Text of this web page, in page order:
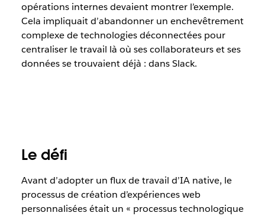
opérations internes devaient montrer l’exemple.
Cela impliquait d’abandonner un enchevêtrement
complexe de technologies déconnectées pour
centraliser le travail là où ses collaborateurs et ses
données se trouvaient déjà : dans Slack.
Le défi
Avant d’adopter un flux de travail d’IA native, le
processus de création d’expériences web
personnalisées était un « processus technologique